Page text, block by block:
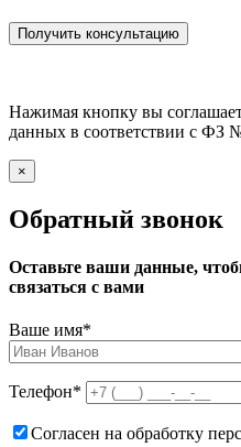
Нажимая кнопку вы
данных в соответствии с ФЗ
×
Обратный звонок
Оставьте ваши данные,
связаться с вами
Ваше имя*
Телефон*
Согласен на обработку